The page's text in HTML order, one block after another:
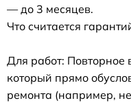
— до 3 месяцев.
Что считается
Для работ: Повторное
который прямо
ремонта (например,